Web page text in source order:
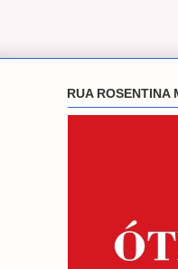
RUA ROSENTINA